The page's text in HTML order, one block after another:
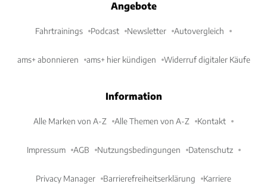
Angebote
Fahrtrainings Podcast Newsletter Autovergleich
ams+ abonnieren ams+ hier kündigen Widerruf digitaler Käufe
Information
Alle Marken von A-Z Alle Themen von A-Z Kontakt
Impressum AGB Nutzungsbedingungen Datenschutz
Privacy Manager Barrierefreiheitserklärung Karriere